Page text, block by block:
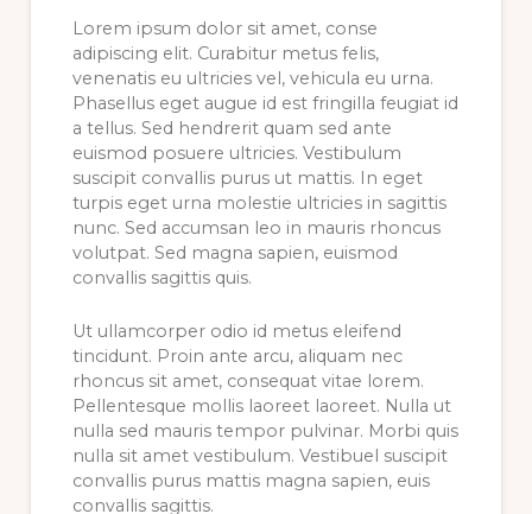
Lorem ipsum dolor sit amet, conse
adipiscing elit. Curabitur metus felis,
venenatis eu ultricies vel, vehicula eu urna.
Phasellus eget augue id est fringilla feugiat id
a tellus. Sed hendrerit quam sed ante
euismod posuere ultricies. Vestibulum
suscipit convallis purus ut mattis. In eget
turpis eget urna molestie ultricies in sagittis
nunc. Sed accumsan leo in mauris rhoncus
volutpat. Sed magna sapien, euismod
convallis sagittis quis.
Ut ullamcorper odio id metus eleifend
tincidunt. Proin ante arcu, aliquam nec
rhoncus sit amet, consequat vitae lorem.
Pellentesque mollis laoreet laoreet. Nulla ut
nulla sed mauris tempor pulvinar. Morbi quis
nulla sit amet vestibulum. Vestibuel suscipit
convallis purus mattis magna sapien, euis
convallis sagittis.